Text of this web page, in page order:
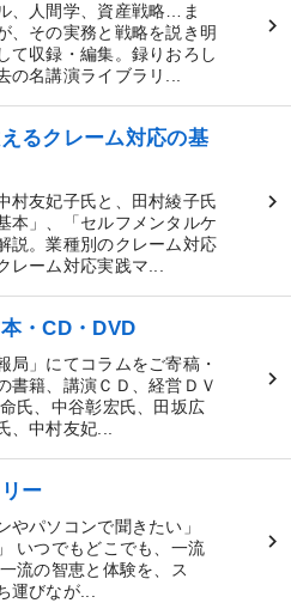
、人間学、資産戦略…ま
、その実務と戦略を説き明
て収録・編集。録りおろし
の名講演ライブラリ...
るクレーム対応の基
友妃子氏と、田村綾子氏
本」、「セルフメンタルケ
説。業種別のクレーム対応
レーム対応実践マ...
・CD・DVD
局」にてコラムをご寄稿・
書籍、講演ＣＤ、経営ＤＶ
氏、中谷彰宏氏、田坂広
、中村友妃...
ー
やパソコンで聞きたい」
いつでもどこでも、一流
流の智恵と体験を、ス
運びなが...